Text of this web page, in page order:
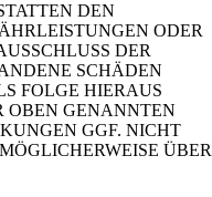
DEN
ODER
DER
SCHÄDEN
FOLGE HIERAUS
OBEN GENANNTEN
GGF. NICHT
ÜBER